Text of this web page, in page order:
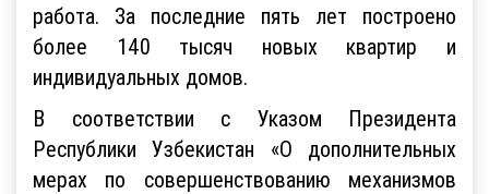
работа. За последние пять лет построено
более 140 тысяч новых квартир и
индивидуальных домов.
В соответствии с Указом Президента
Республики Узбекистан «О дополнительных
мерах по совершенствованию механизмов